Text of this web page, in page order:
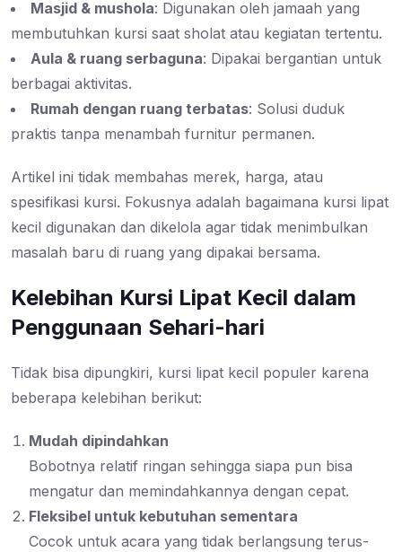
Masjid & mushola: Digunakan oleh jamaah yang
membutuhkan kursi saat sholat atau kegiatan tertentu.
Aula & ruang serbaguna: Dipakai bergantian untuk
berbagai aktivitas.
Rumah dengan ruang terbatas: Solusi duduk
praktis tanpa menambah furnitur permanen.
Artikel ini tidak membahas merek, harga, atau
spesifikasi kursi. Fokusnya adalah bagaimana kursi lipat
kecil digunakan dan dikelola agar tidak menimbulkan
masalah baru di ruang yang dipakai bersama.
Kelebihan Kursi Lipat Kecil dalam
Penggunaan Sehari-hari
Tidak bisa dipungkiri, kursi lipat kecil populer karena
beberapa kelebihan berikut:
Mudah dipindahkan
Bobotnya relatif ringan sehingga siapa pun bisa
mengatur dan memindahkannya dengan cepat.
Fleksibel untuk kebutuhan sementara
Cocok untuk acara yang tidak berlangsung terus-